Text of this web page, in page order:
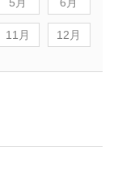
11月 12月